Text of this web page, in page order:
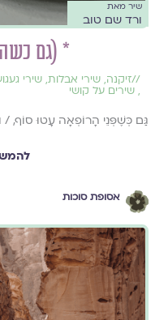
שיר מאת
ורד שם טוב
* (גם
//זיקנה, שירי אבלות, שירי
, שירים על קושי
גַּם כְּשֶׁפְּנֵי הָרוֹפְאָה עָטוּ סוֹף, /
אסופת סוכות